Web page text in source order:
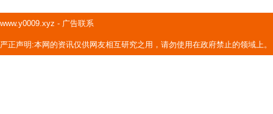
www.y0009.xyz - 广告联系
严正声明:本网的资讯仅供网友相互研究之用，请勿使用在政府禁止的领域上。